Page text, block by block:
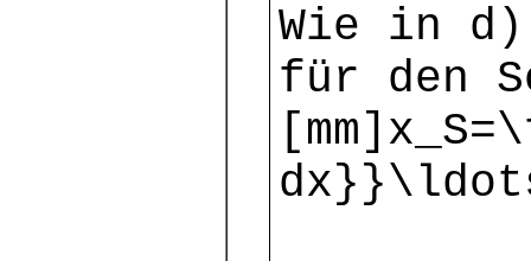
Wie in
für den